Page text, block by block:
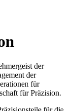
der
der
für
für Präzision.